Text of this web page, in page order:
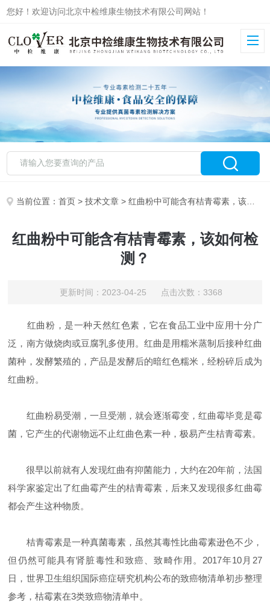
您好！欢迎访问北京中检维康生物技术有限公司网站！
当前位置：首页 >技术文章 > 红曲粉中可能含有桔青霉素，该如何检测？
红曲粉中可能含有桔青霉素，该如何检
测？
更新时间：2023-04-25 点击次数：3368
红曲粉，是一种天然红色素，它在食品工业中应用十分广
泛，南方做烧肉或豆腐乳多使用。红曲是用糯米蒸制后接种红曲
菌种，发酵繁殖的，产品是发酵后的暗红色糯米，经粉碎后成为
红曲粉。
红曲粉易受潮，一旦受潮，就会逐渐霉变，红曲霉毕竟是霉
菌，它产生的代谢物远不止红曲色素一种，极易产生桔青霉素。
很早以前就有人发现红曲有抑菌能力，大约在20年前，法国
科学家鉴定出了红曲霉产生的桔青霉素，后来又发现很多红曲霉
都会产生这种物质。
桔青霉素是一种真菌毒素，虽然其毒性比曲霉素逊色不少，
但仍然可能具有肾脏毒性和致癌、致畸作用。2017年10月27
日，世界卫生组织国际癌症研究机构公布的致癌物清单初步整理
参考，桔霉素在3类致癌物清单中。